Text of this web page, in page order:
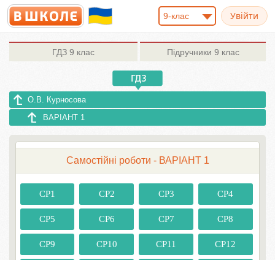
9-клас
ГДЗ 9 клас Підручники 9 клас
О.В. Курносова
ВАРІАНТ 1
Самостійні роботи - ВАРІАНТ 1
СР1 СР2 СР3 СР4
СР5 СР6 СР7 СР8
СР9 СР10 СР11 СР12